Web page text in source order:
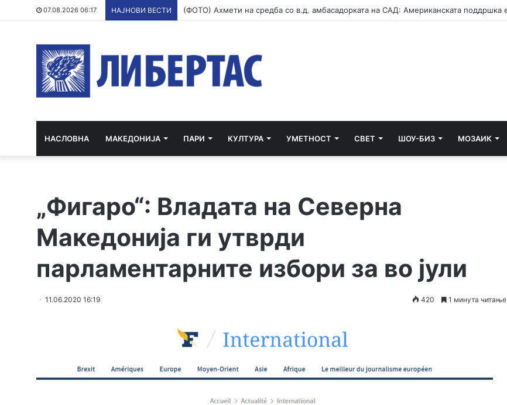
07.08.2026 06:17 НАЈНОВИ ВЕСТИ
НАСЛОВНА МАКЕДОНИЈА ПАРИ КУЛТУРА УМЕТНОСТ СВЕТ ШОУ-БИЗ МОЗАИК
„Фигаро“: Владата на Северна
Македонија ги утврди
парламентарните избори за во јули
11.06.2020 16:19 420 1 минута читање